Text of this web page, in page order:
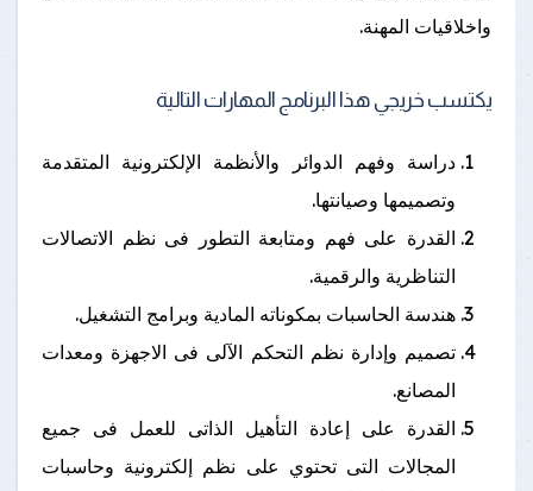
واخلاقيات المهنة.
يكتسب خريجي هذا البرنامج المهارات التالية
دراسة وفهم الدوائر والأنظمة الإلكترونية المتقدمة
وتصميمها وصيانتها.
القدرة على فهم ومتابعة التطور فى نظم الاتصالات
التناظرية والرقمية.
هندسة الحاسبات بمكوناته المادية وبرامج التشغيل.
تصميم وإدارة نظم التحكم الآلى فى الاجهزة ومعدات
المصانع.
القدرة على إعادة التأهيل الذاتى للعمل فى جميع
المجالات التى تحتوي على نظم إلكترونية وحاسبات